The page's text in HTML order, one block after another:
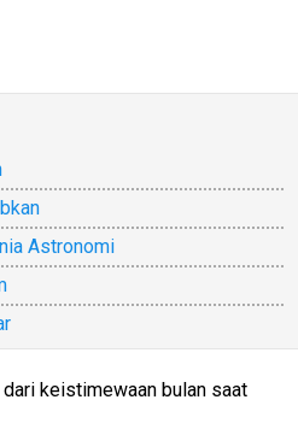
Astronomi
keistimewaan bulan saat